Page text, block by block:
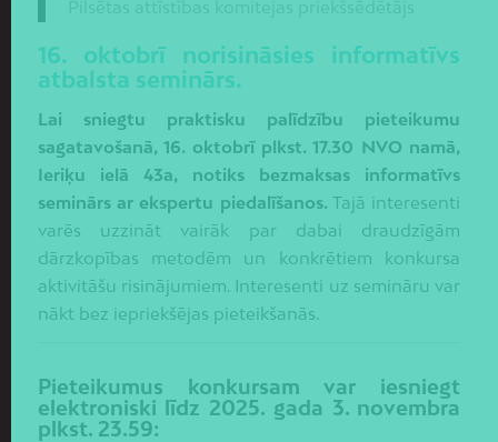
16. oktobrī norisināsies informatīvs
atbalsta seminārs.
Lai sniegtu praktisku palīdzību pieteikumu
sagatavošanā, 16. oktobrī plkst. 17.30 NVO namā,
Ieriķu ielā 43a, notiks bezmaksas informatīvs
seminārs ar ekspertu piedalīšanos. Tajā interesenti
varēs uzzināt vairāk par dabai draudzīgām
dārzkopības metodēm un konkrētiem konkursa
aktivitāšu risinājumiem. Interesenti uz semināru var
nākt bez iepriekšējas pieteikšanās.
Pieteikumus konkursam var iesniegt
elektroniski līdz 2025. gada 3. novembra
plkst. 23.59: